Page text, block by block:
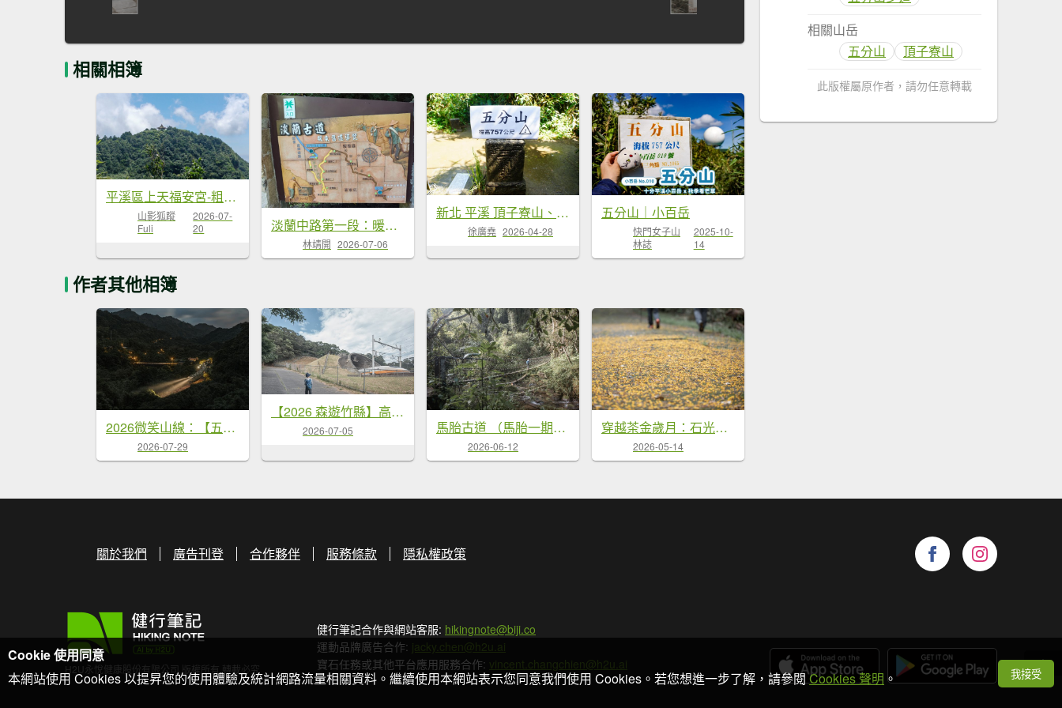
相關相簿
平溪區上天福安宮-粗坑頭崙-五分山西峰-五分山步道去回
山影狐蹤
Fuli
2026-07-
20
淡蘭中路第一段：暖東峽谷至十分老街
林靖開 2026-07-06
新北 平溪 頂子寮山、五分山
徐廣堯 2026-04-28
五分山｜小百岳
快門女子山
林誌
2025-10-
14
作者其他相簿
2026微笑山線：【五分山系】望古瀑布段
2026-07-29
【2026 森遊竹縣】高鐵飛馳與客家老街｜湖口仁和、金獅步道私房散策
2026-07-05 馬胎古道 （馬胎一期、南坪古道、內灣老街）
2026-06-12
穿越茶金歲月：石光古道與露德聖母朝聖地
2026-05-14
相關山岳
五分山
頂子寮山
此版權屬原作者，請勿任意轉載
關於我們 廣告刊登 合作夥伴 服務條款 隱私權政策
H2U永悅健康股份有限公司 版權所有 轉載必究
健行筆記合作與網站客服: hikingnote@biji.co
運動品牌廣告合作: jacky.chen@h2u.ai
寶石任務或其他平台應用服務合作: vincent.changchien@h2u.ai
Cookie 使用同意
本網站使用 Cookies 以提昇您的使用體驗及統計網路流量相關資料。繼續使用本網站表示您同意我們使用 Cookies。若您想進一步了解，請參閱Cookies 聲明 。 我接受